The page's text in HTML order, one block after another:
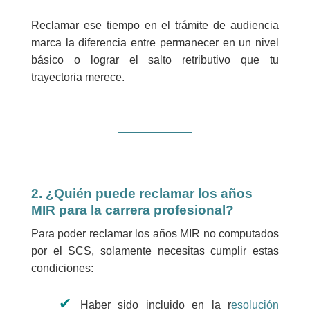
Reclamar ese tiempo en el trámite de audiencia
marca la diferencia entre permanecer en un nivel
básico o lograr el salto retributivo que tu
trayectoria merece.
2. ¿Quién puede reclamar los años
MIR para la carrera profesional?
Para poder reclamar los años MIR no computados
por el SCS, solamente necesitas cumplir estas
condiciones:
✔ Haber sido incluido en la resolución